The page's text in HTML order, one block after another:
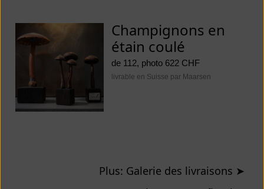
Champignons en
étain coulé
de 112, photo 622 CHF
livrable en Suisse par Maarsen
Plus: Galerie des livraisons ➤